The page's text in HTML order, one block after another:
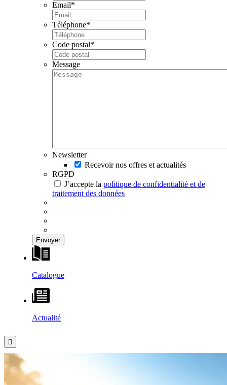
Email*
Téléphone*
Code postal*
Message
Newsletter
Recevoir nos offres et actualités
RGPD
J’accepte la politique de confidentialité et de
traitement des données
Catalogue
Actualité